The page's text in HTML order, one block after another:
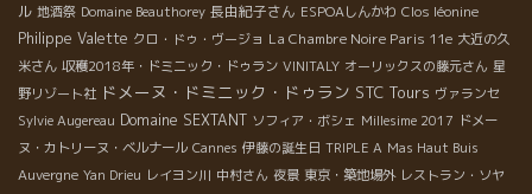
ル 地酒祭 Domaine Beauthorey 長由紀子さん ESPOAしんかわ Clos léonine
Philippe Valette クロ・ドゥ・ヴージョ La Chambre Noire Paris 11e 大近の久
米さん 収穫2018年・ドミニック・ドゥラン VINITALY オーリックスの藤元さん 星
野リゾート社 ドメーヌ・ドミニック・ドゥラン STC Tours ヴァランセ
Sylvie Augereau Domaine SEXTANT ソフィア・ボシェ Millesime 2017 ドメー
ヌ・カトリーヌ・ベルナール Cannes 伊藤の誕生日 TRIPLE A Mas Haut Buis
Auvergne Yan Drieu レイヨン川 中村さん 夜景 東京・築地場外 レストラン・ソヤ